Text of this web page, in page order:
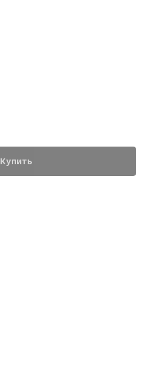
Купить